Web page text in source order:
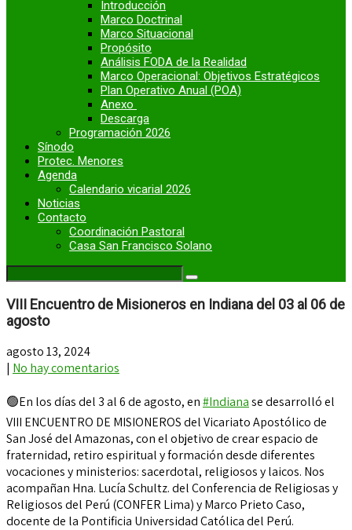
Introducción
Marco Doctrinal
Marco Situacional
Propósito
Análisis FODA de la Realidad
Marco Operacional: Objetivos Estratégicos
Plan Operativo Anual (POA)
Anexo
Descarga
Programación 2026
Sínodo
Protec. Menores
Agenda
Calendario vicarial 2026
Noticias
Contacto
Coordinación Pastoral
Casa San Francisco Solano
VIII Encuentro de Misioneros en Indiana del 03 al 06 de
agosto
agosto 13, 2024
| No hay comentarios
🟢En los días del 3 al 6 de agosto, en#Indianase desarrolló el
VIII ENCUENTRO DE MISIONEROS del Vicariato Apostólico de
San José del Amazonas, con el objetivo de crear espacio de
fraternidad, retiro espiritual y formación desde diferentes
vocaciones y ministerios: sacerdotal, religiosos y laicos. Nos
acompañan Hna. Lucía Schultz. del Conferencia de Religiosas y
Religiosos del Perú (CONFER Lima) y Marco Prieto Caso,
docente de la Pontificia Universidad Católica del Perú.